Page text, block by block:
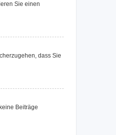
Sie einen
dass Sie
Beiträge